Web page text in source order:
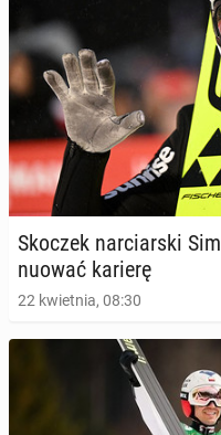
Skoczek nar­ciar­ski
nu­ować karierę
22 kwietnia, 08:30